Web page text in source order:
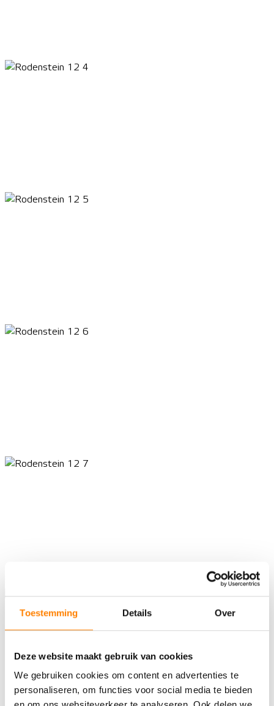
Toestemming Details Over
Deze website maakt gebruik van cookies
We gebruiken cookies om content en advertenties te
personaliseren, om functies voor social media te bieden